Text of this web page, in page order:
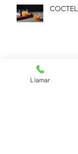
Llamar